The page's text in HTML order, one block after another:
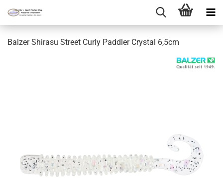
Balzer Shirasu Street Curly Paddler Crystal 6,5cm